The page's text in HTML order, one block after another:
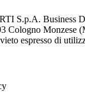
RTI S.p.A. Business
Cologno Monzese
espresso di